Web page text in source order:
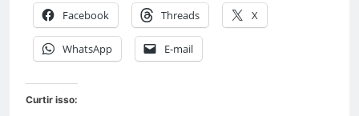
Facebook Threads X
WhatsApp E-mail
Curtir isso: